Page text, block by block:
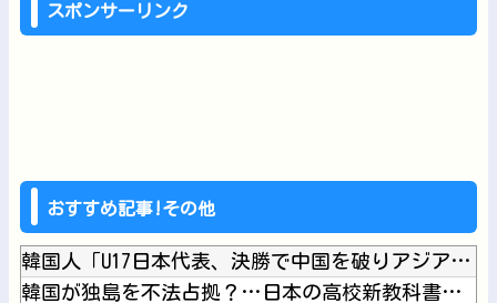
スポンサーリンク
おすすめ記事!その他
韓国人「U17日本代表、決勝で中国を破りアジア杯優勝（通算5...
韓国が独島を不法占拠？…日本の高校新教科書、また強引な主張＝...